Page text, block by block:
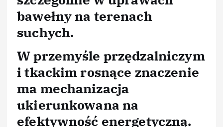
bawełny na terenach
suchych.
W przemyśle przędzalniczym
i tkackim rosnące znaczenie
ma mechanizacja
ukierunkowana na
efektywność energetyczną.